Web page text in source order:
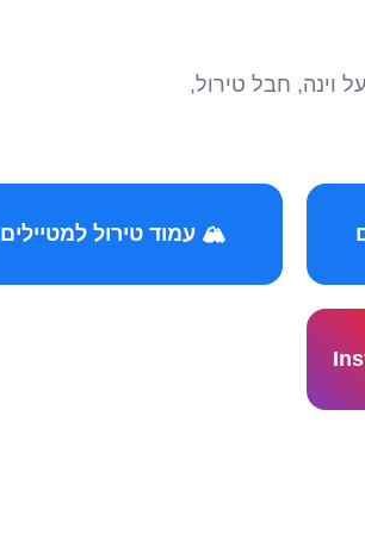
וינה, חבל טירול,
🏔️ עמוד טירול למטיילים